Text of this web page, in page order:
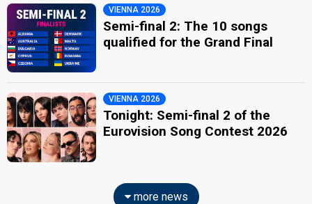
VIENNA 2026
Semi-final 2: The 10 songs
qualified for the Grand Final
VIENNA 2026
Tonight: Semi-final 2 of the
Eurovision Song Contest 2026
more news